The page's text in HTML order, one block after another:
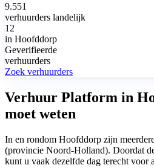
9.551
verhuurders landelijk
12
in Hoofddorp
Geverifieerde
verhuurders
Zoek verhuurders
Verhuur Platform in
moet weten
In en rondom Hoofddorp zijn
(provincie Noord-Holland). Doordat
kunt u vaak dezelfde dag terecht voor